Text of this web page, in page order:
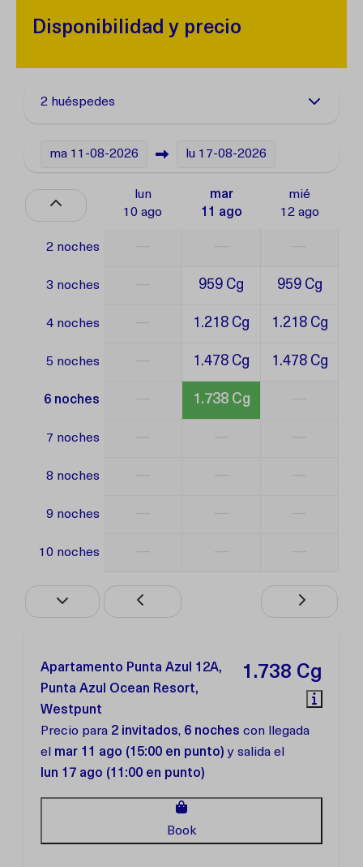
Disponibilidad y precio
2 huéspedes
ma 11-08-2026 lu 17-08-2026
lun
10 ago
mar
11 ago
mié
12 ago
2 noches
3 noches 959 Cg 959 Cg
4 noches 1.218 Cg 1.218 Cg
5 noches 1.478 Cg 1.478 Cg
6 noches 1.738 Cg
7 noches
8 noches
9 noches
10 noches
1.738 Cg
Apartamento Punta Azul 12A,
Punta Azul Ocean Resort,
Westpunt
Precio para 2 invitados, 6 noches con llegada
el mar 11 ago (15:00 en punto) y salida el
lun 17 ago (11:00 en punto)
Book